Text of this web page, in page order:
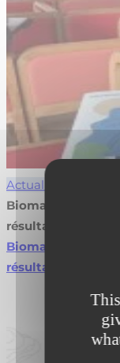
Actualités
Biomasse en
résultats
Biomasse en
résultats